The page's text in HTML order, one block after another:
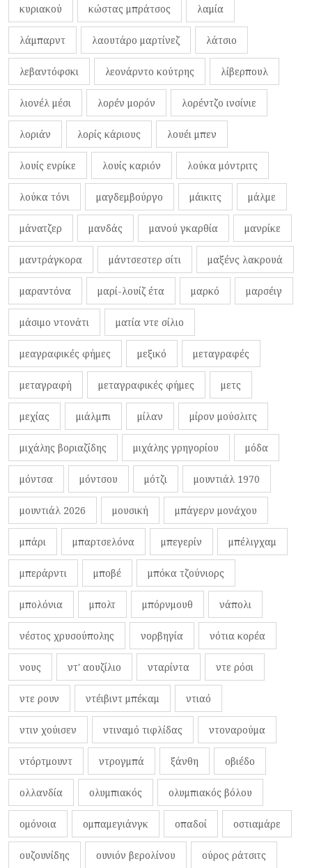
κυριακού κώστας μπράτσος λαμία
λάμπαρντ λαουτάρο μαρτίνεζ λάτσιο
λεβαντόφσκι λεονάρντο κούτρης λίβερπουλ
λιονέλ μέσι λορέν μορόν λορέντζο ινσίνιε
λοριάν λορίς κάριους λουέι μπεν
λουίς ενρίκε λουίς καριόν λούκα μόντριτς
λούκα τόνι μαγδεμβούργο μάικιτς μάλμε
μάνατζερ μανδάς μανού γκαρθία μανρίκε
μαντράγκορα μάντσεστερ σίτι μαξένς λακρουά
μαραντόνα μαρί-λουίζ έτα μαρκό μαρσέιγ
μάσιμο ντονάτι ματία ντε σίλιο
μεαγραφικές φήμες μεξικό μεταγραφές
μεταγραφή μεταγραφικές φήμες μετς
μεχίας μιάλμπι μίλαν μίρον μούσλιτς
μιχάλης βοριαζίδης μιχάλης γρηγορίου μόδα
μόντσα μόντσου μότζι μουντιάλ 1970
μουντιάλ 2026 μουσική μπάγερν μονάχου
μπάρι μπαρτσελόνα μπεγερίν μπέλιγχαμ
μπεράρντι μποβέ μπόκα τζούνιορς
μπολόνια μπολτ μπόρνμουθ νάπολι
νέστος χρυσούπολης νορβηγία νότια κορέα
νους ντ' αουζίλιο νταρίντα ντε ρόσι
ντε ρουν ντέιβιντ μπέκαμ ντιαό
ντιν χούισεν ντιναμό τιφλίδας ντοναρούμα
ντόρτμουντ ντρογμπά ξάνθη οβιέδο
ολλανδία ολυμπιακός ολυμπιακός βόλου
ομόνοια ομπαμεγιάνγκ οπαδοί οστιαμάρε
ουζουνίδης ουνιόν βερολίνου ούρος ράτσιτς